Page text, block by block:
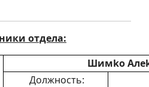
отдела:
Шимko
Должность: